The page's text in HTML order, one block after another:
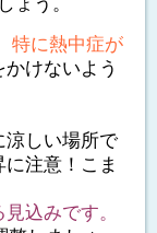
ょう。
特に熱中症が
けないよう
涼しい場所で
注意！こま
込みです。